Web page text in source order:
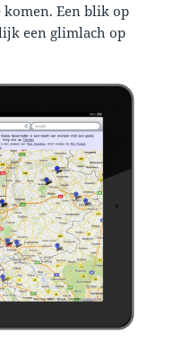
komen. Een blik op
een glimlach op